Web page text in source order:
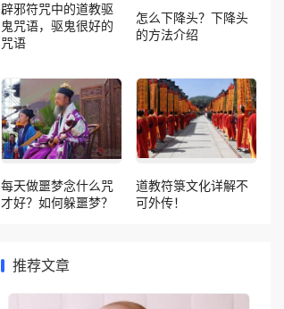
辟邪符咒中的道教驱
鬼咒语，驱鬼很好的
咒语
怎么下降头？下降头
的方法介绍
每天做噩梦念什么咒
才好？如何躲噩梦？
道教符箓文化详解不
可外传！
推荐文章